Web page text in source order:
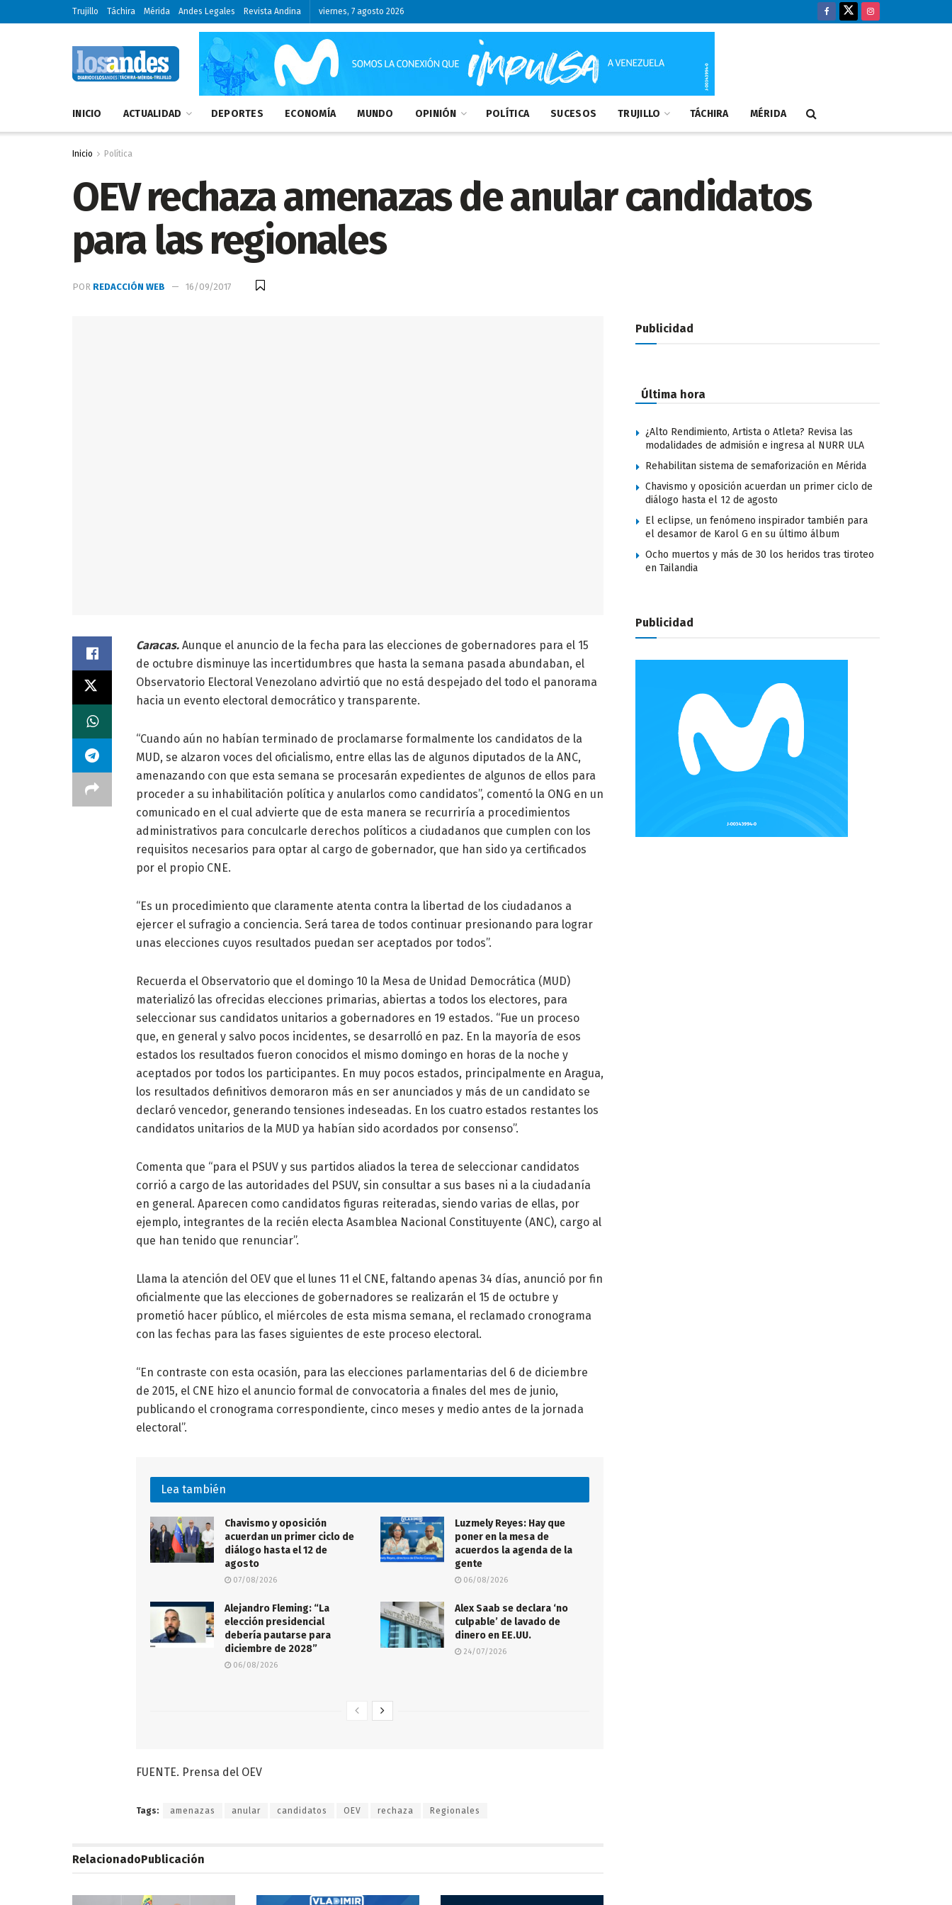
Trujillo Táchira Mérida Andes Legales Revista Andina viernes, 7 agosto 2026
INICIO ACTUALIDAD DEPORTES ECONOMÍA MUNDO OPINIÓN POLÍTICA SUCESOS TRUJILLO TÁCHIRA MÉRIDA
Inicio Política
OEV rechaza amenazas de anular candidatos
para las regionales
POR REDACCIÓN WEB 16/09/2017
Caracas. Aunque el anuncio de la fecha para las elecciones de gobernadores para el 15
de octubre disminuye las incertidumbres que hasta la semana pasada abundaban, el
Observatorio Electoral Venezolano advirtió que no está despejado del todo el panorama
hacia un evento electoral democrático y transparente.
“Cuando aún no habían terminado de proclamarse formalmente los candidatos de la
MUD, se alzaron voces del oficialismo, entre ellas las de algunos diputados de la ANC,
amenazando con que esta semana se procesarán expedientes de algunos de ellos para
proceder a su inhabilitación política y anularlos como candidatos”, comentó la ONG en un
comunicado en el cual advierte que de esta manera se recurriría a procedimientos
administrativos para conculcarle derechos políticos a ciudadanos que cumplen con los
requisitos necesarios para optar al cargo de gobernador, que han sido ya certificados
por el propio CNE.
“Es un procedimiento que claramente atenta contra la libertad de los ciudadanos a
ejercer el sufragio a conciencia. Será tarea de todos continuar presionando para lograr
unas elecciones cuyos resultados puedan ser aceptados por todos”.
Recuerda el Observatorio que el domingo 10 la Mesa de Unidad Democrática (MUD)
materializó las ofrecidas elecciones primarias, abiertas a todos los electores, para
seleccionar sus candidatos unitarios a gobernadores en 19 estados. “Fue un proceso
que, en general y salvo pocos incidentes, se desarrolló en paz. En la mayoría de esos
estados los resultados fueron conocidos el mismo domingo en horas de la noche y
aceptados por todos los participantes. En muy pocos estados, principalmente en Aragua,
los resultados definitivos demoraron más en ser anunciados y más de un candidato se
declaró vencedor, generando tensiones indeseadas. En los cuatro estados restantes los
candidatos unitarios de la MUD ya habían sido acordados por consenso”.
Comenta que “para el PSUV y sus partidos aliados la terea de seleccionar candidatos
corrió a cargo de las autoridades del PSUV, sin consultar a sus bases ni a la ciudadanía
en general. Aparecen como candidatos figuras reiteradas, siendo varias de ellas, por
ejemplo, integrantes de la recién electa Asamblea Nacional Constituyente (ANC), cargo al
que han tenido que renunciar”.
Llama la atención del OEV que el lunes 11 el CNE, faltando apenas 34 días, anunció por fin
oficialmente que las elecciones de gobernadores se realizarán el 15 de octubre y
prometió hacer público, el miércoles de esta misma semana, el reclamado cronograma
con las fechas para las fases siguientes de este proceso electoral.
“En contraste con esta ocasión, para las elecciones parlamentarias del 6 de diciembre
de 2015, el CNE hizo el anuncio formal de convocatoria a finales del mes de junio,
publicando el cronograma correspondiente, cinco meses y medio antes de la jornada
electoral”.
Lea también
Chavismo y oposición
acuerdan un primer ciclo de
diálogo hasta el 12 de
agosto
07/08/2026
Luzmely Reyes: Hay que
poner en la mesa de
acuerdos la agenda de la
gente
06/08/2026
Alejandro Fleming: “La
elección presidencial
debería pautarse para
diciembre de 2028”
06/08/2026
Alex Saab se declara ‘no
culpable’ de lavado de
dinero en EE.UU.
24/07/2026
FUENTE. Prensa del OEV
Tags: amenazas anular candidatos OEV rechaza Regionales
RelacionadoPublicación
Publicidad
Última hora
¿Alto Rendimiento, Artista o Atleta? Revisa las
modalidades de admisión e ingresa al NURR ULA
Rehabilitan sistema de semaforización en Mérida
Chavismo y oposición acuerdan un primer ciclo de
diálogo hasta el 12 de agosto
El eclipse, un fenómeno inspirador también para
el desamor de Karol G en su último álbum
Ocho muertos y más de 30 los heridos tras tiroteo
en Tailandia
Publicidad